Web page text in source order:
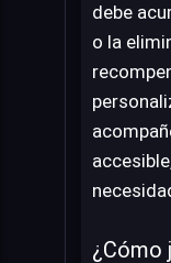
debe
o la
¿Cómo